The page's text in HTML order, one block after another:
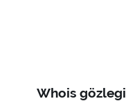
Whois gözlegi